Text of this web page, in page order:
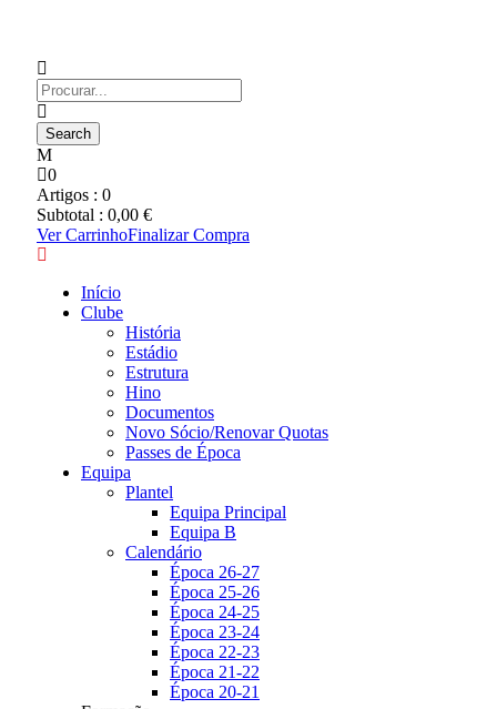
0
Artigos : 0
Subtotal : 0,00 €
Ver CarrinhoFinalizar Compra
Início
Clube
História
Estádio
Estrutura
Hino
Documentos
Novo Sócio/Renovar Quotas
Passes de Época
Equipa
Plantel
Equipa Principal
Equipa B
Calendário
Época 26-27
Época 25-26
Época 24-25
Época 23-24
Época 22-23
Época 21-22
Época 20-21